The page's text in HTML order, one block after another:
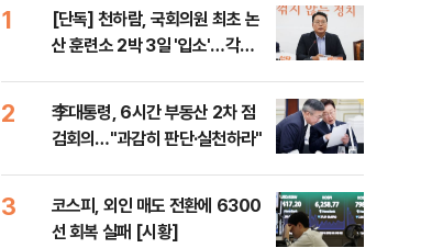
1
[단독] 천하람, 국회의원 최초 논
산 훈련소 2박 3일 '입소'…각개
2
李대통령, 6시간 부동산 2차 점
검회의…"과감히 판단·실천하라"
3
코스피, 외인 매도 전환에 6300
선 회복 실패 [시황]